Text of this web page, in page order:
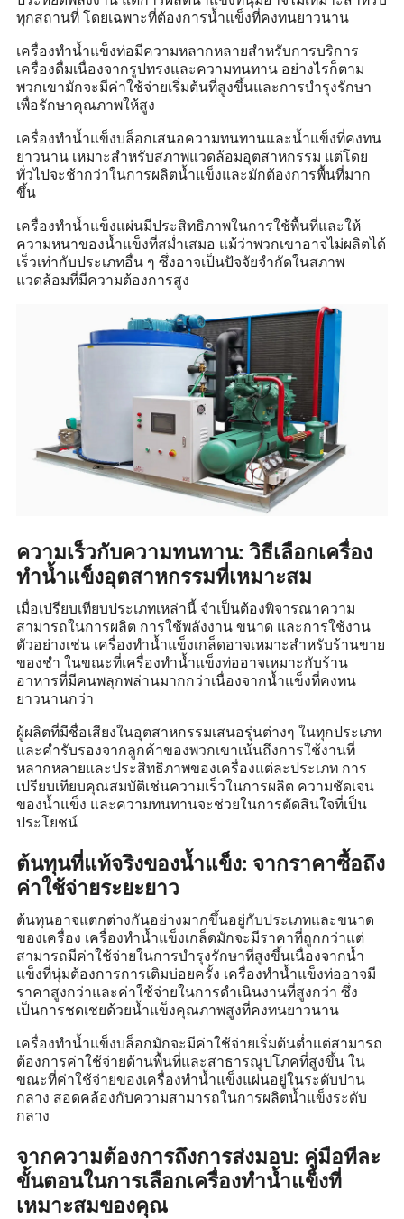
ทุกสถานที่ โดยเฉพาะที่ต้องการน้ำแข็งที่คงทนยาวนาน
เครื่องทำน้ำแข็งท่อมีความหลากหลายสำหรับการบริการ
เครื่องดื่มเนื่องจากรูปทรงและความทนทาน อย่างไรก็ตาม
พวกเขามักจะมีค่าใช้จ่ายเริ่มต้นที่สูงขึ้นและการบำรุงรักษา
เพื่อรักษาคุณภาพให้สูง
เครื่องทำน้ำแข็งบล็อกเสนอความทนทานและน้ำแข็งที่คงทน
ยาวนาน เหมาะสำหรับสภาพแวดล้อมอุตสาหกรรม แต่โดย
ทั่วไปจะช้ากว่าในการผลิตน้ำแข็งและมักต้องการพื้นที่มาก
ขึ้น
เครื่องทำน้ำแข็งแผ่นมีประสิทธิภาพในการใช้พื้นที่และให้
ความหนาของน้ำแข็งที่สม่ำเสมอ แม้ว่าพวกเขาอาจไม่ผลิตได้
เร็วเท่ากับประเภทอื่น ๆ ซึ่งอาจเป็นปัจจัยจำกัดในสภาพ
แวดล้อมที่มีความต้องการสูง
ความเร็วกับความทนทาน: วิธีเลือกเครื่อง
ทำน้ำแข็งอุตสาหกรรมที่เหมาะสม
เมื่อเปรียบเทียบประเภทเหล่านี้ จำเป็นต้องพิจารณาความ
สามารถในการผลิต การใช้พลังงาน ขนาด และการใช้งาน
ตัวอย่างเช่น เครื่องทำน้ำแข็งเกล็ดอาจเหมาะสำหรับร้านขาย
ของชำ ในขณะที่เครื่องทำน้ำแข็งท่ออาจเหมาะกับร้าน
อาหารที่มีคนพลุกพล่านมากกว่าเนื่องจากน้ำแข็งที่คงทน
ยาวนานกว่า
ผู้ผลิตที่มีชื่อเสียงในอุตสาหกรรมเสนอรุ่นต่างๆ ในทุกประเภท
และคำรับรองจากลูกค้าของพวกเขาเน้นถึงการใช้งานที่
หลากหลายและประสิทธิภาพของเครื่องแต่ละประเภท การ
เปรียบเทียบคุณสมบัติเช่นความเร็วในการผลิต ความชัดเจน
ของน้ำแข็ง และความทนทานจะช่วยในการตัดสินใจที่เป็น
ประโยชน์
ต้นทุนที่แท้จริงของน้ำแข็ง: จากราคาซื้อถึง
ค่าใช้จ่ายระยะยาว
ต้นทุนอาจแตกต่างกันอย่างมากขึ้นอยู่กับประเภทและขนาด
ของเครื่อง เครื่องทำน้ำแข็งเกล็ดมักจะมีราคาที่ถูกกว่าแต่
สามารถมีค่าใช้จ่ายในการบำรุงรักษาที่สูงขึ้นเนื่องจากน้ำ
แข็งที่นุ่มต้องการการเติมบ่อยครั้ง เครื่องทำน้ำแข็งท่ออาจมี
ราคาสูงกว่าและค่าใช้จ่ายในการดำเนินงานที่สูงกว่า ซึ่ง
เป็นการชดเชยด้วยน้ำแข็งคุณภาพสูงที่คงทนยาวนาน
เครื่องทำน้ำแข็งบล็อกมักจะมีค่าใช้จ่ายเริ่มต้นต่ำแต่สามารถ
ต้องการค่าใช้จ่ายด้านพื้นที่และสาธารณูปโภคที่สูงขึ้น ใน
ขณะที่ค่าใช้จ่ายของเครื่องทำน้ำแข็งแผ่นอยู่ในระดับปาน
กลาง สอดคล้องกับความสามารถในการผลิตน้ำแข็งระดับ
กลาง
จากความต้องการถึงการส่งมอบ: คู่มือทีละ
ขั้นตอนในการเลือกเครื่องทำน้ำแข็งที่
เหมาะสมของคุณ